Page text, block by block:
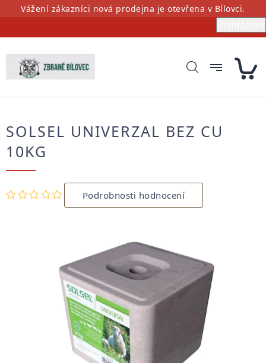
PřejítVážení zákazníci nová prodejna je otevřena v Bílovci.
SOLSEL UNIVERZAL BEZ CU
10KG
Průměrné
hodnocení
produktu
hvězdiček.
Podrobnosti hodnocení